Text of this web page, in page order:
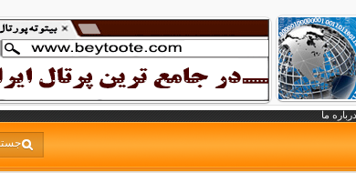
درباره ما